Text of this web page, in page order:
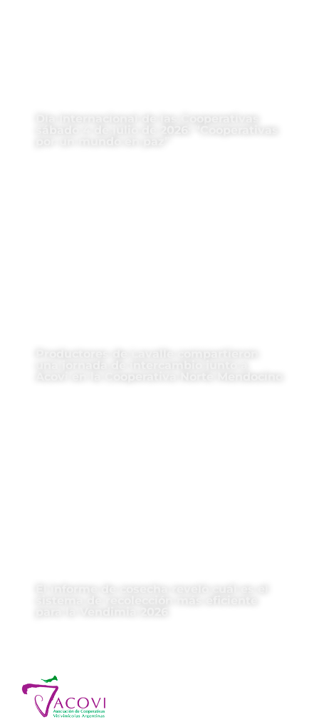
Día Internacional de las Cooperativas